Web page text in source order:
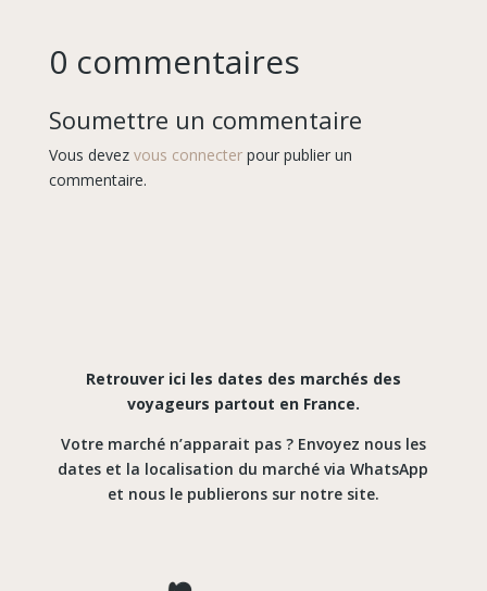
0 commentaires
Soumettre un commentaire
Vous devez vous connecterpour publier un
commentaire.
Retrouver ici les dates des marchés des
voyageurs partout en France.
Votre marché n’apparait pas ? Envoyez nous les
dates et la localisation du marché via WhatsApp
et nous le publierons sur notre site.